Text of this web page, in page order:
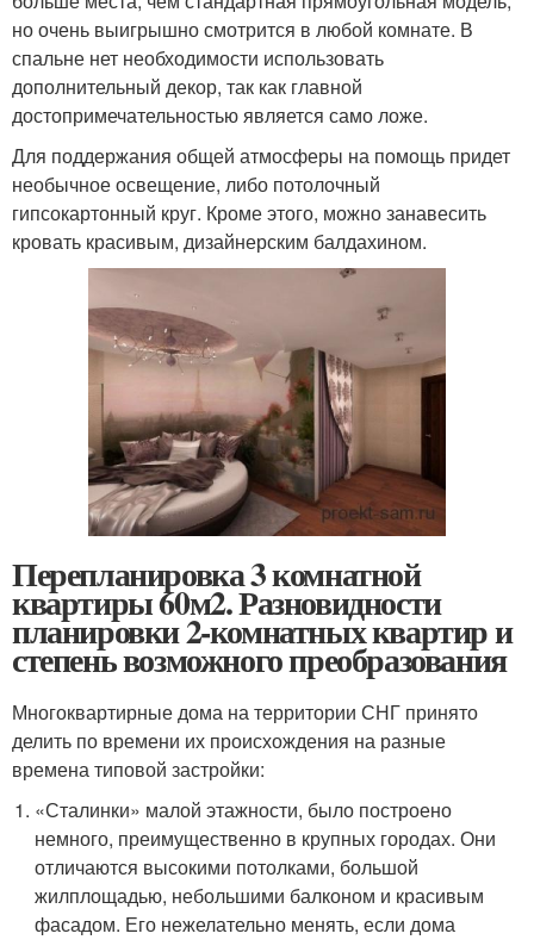
но очень выигрышно смотрится в любой комнате. В
спальне нет необходимости использовать
дополнительный декор, так как главной
достопримечательностью является само ложе.
Для поддержания общей атмосферы на помощь придет
необычное освещение, либо потолочный
гипсокартонный круг. Кроме этого, можно занавесить
кровать красивым, дизайнерским балдахином.
Перепланировка 3 комнатной
квартиры 60м2. Разновидности
планировки 2-комнатных квартир и
степень возможного преобразования
Многоквартирные дома на территории СНГ принято
делить по времени их происхождения на разные
времена типовой застройки:
«Сталинки» малой этажности, было построено
немного, преимущественно в крупных городах. Они
отличаются высокими потолками, большой
жилплощадью, небольшими балконом и красивым
фасадом. Его нежелательно менять, если дома